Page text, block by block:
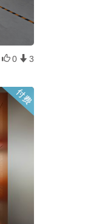
0 3